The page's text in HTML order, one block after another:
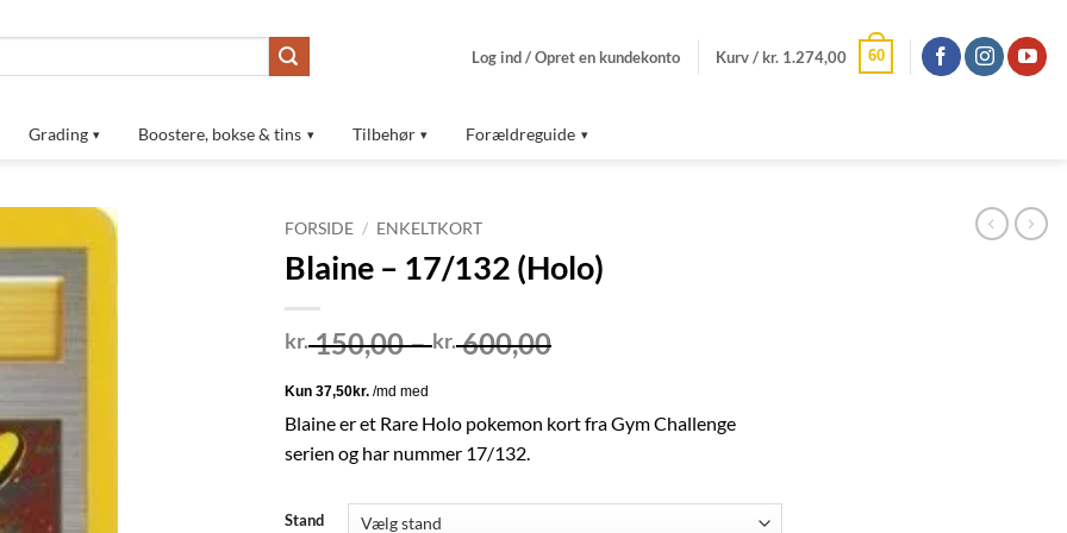
Log ind / Opret en kundekonto Kurv / kr. 1.274,00 60
Grading Boostere, bokse & tins Tilbehør Forældreguide
Tilføj til
FORSIDE / ENKELTKORT
Blaine – 17/132 (Holo)
kr.150,00– kr.600,00Prisinterval:
kr. 600,00
Blaine er et Rare Holo pokemon kort fra Gym Challenge
serien og har nummer 17/132.
Stand